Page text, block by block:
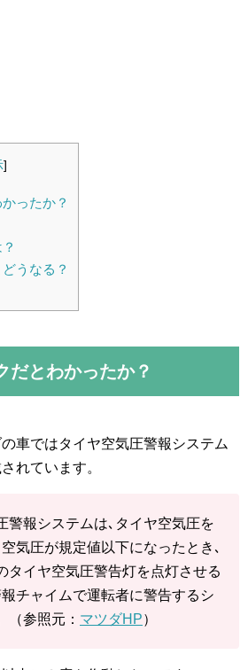
]
ったか？
うなる？
だとわかったか？
車ではタイヤ空気圧警報システム
れています。
警報システムは､タイヤ空気圧を
気圧が規定値以下になったとき､
タイヤ空気圧警告灯を点灯させる
チャイムで運転者に警告するシ
（参照元： マツダHP）